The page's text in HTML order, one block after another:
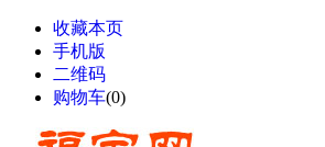
收藏本页
手机版
二维码
购物车(0)